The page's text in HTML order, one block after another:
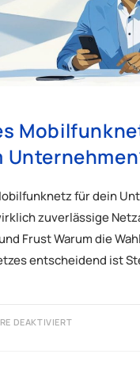
für dein
zuverlässige
Frust Warum die
entscheidend ist
DEAKTIVIERT